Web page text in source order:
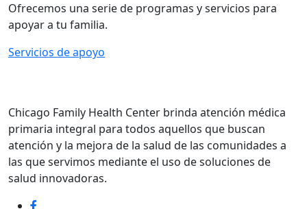
Ofrecemos una serie de programas y servicios para
apoyar a tu familia.
Servicios de apoyo
Chicago Family Health Center brinda atención médica
primaria integral para todos aquellos que buscan
atención y la mejora de la salud de las comunidades a
las que servimos mediante el uso de soluciones de
salud innovadoras.